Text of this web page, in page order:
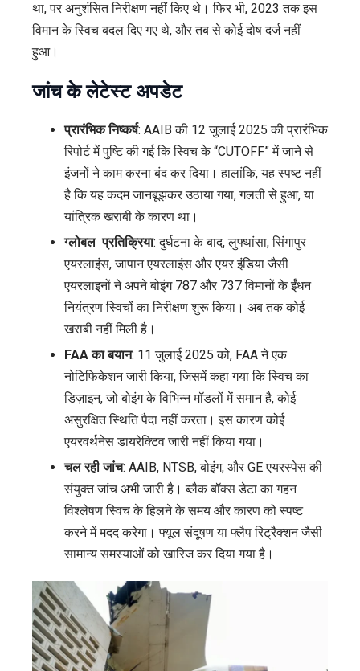
था, पर अनुशंसित निरीक्षण नहीं किए थे। फिर भी, 2023 तक इस
विमान के स्विच बदल दिए गए थे, और तब से कोई दोष दर्ज नहीं
हुआ।
जांच के लेटेस्ट अपडेट
प्रारंभिक निष्कर्ष: AAIB की 12 जुलाई 2025 की प्रारंभिक
रिपोर्ट में पुष्टि की गई कि स्विच के “CUTOFF” में जाने से
इंजनों ने काम करना बंद कर दिया। हालांकि, यह स्पष्ट नहीं
है कि यह कदम जानबूझकर उठाया गया, गलती से हुआ, या
यांत्रिक खराबी के कारण था।
ग्लोबल प्रतिक्रिया: दुर्घटना के बाद, लुफ्थांसा, सिंगापुर
एयरलाइंस, जापान एयरलाइंस और एयर इंडिया जैसी
एयरलाइनों ने अपने बोइंग 787 और 737 विमानों के ईंधन
नियंत्रण स्विचों का निरीक्षण शुरू किया। अब तक कोई
खराबी नहीं मिली है।
FAA का बयान: 11 जुलाई 2025 को, FAA ने एक
नोटिफिकेशन जारी किया, जिसमें कहा गया कि स्विच का
डिज़ाइन, जो बोइंग के विभिन्न मॉडलों में समान है, कोई
असुरक्षित स्थिति पैदा नहीं करता। इस कारण कोई
एयरवर्थनेस डायरेक्टिव जारी नहीं किया गया।
चल रही जांच: AAIB, NTSB, बोइंग, और GE एयरस्पेस की
संयुक्त जांच अभी जारी है। ब्लैक बॉक्स डेटा का गहन
विश्लेषण स्विच के हिलने के समय और कारण को स्पष्ट
करने में मदद करेगा। फ्यूल संदूषण या फ्लैप रिट्रैक्शन जैसी
सामान्य समस्याओं को खारिज कर दिया गया है।